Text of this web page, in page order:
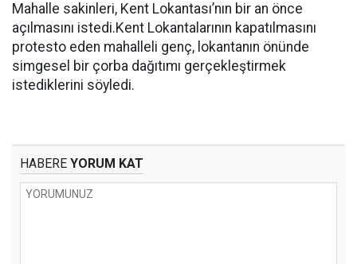
Mahalle sakinleri, Kent Lokantası’nın bir an önce
açılmasını istedi.Kent Lokantalarının kapatılmasını
protesto eden mahalleli genç, lokantanın önünde
simgesel bir çorba dağıtımı gerçekleştirmek
istediklerini söyledi.
HABERE YORUM KAT